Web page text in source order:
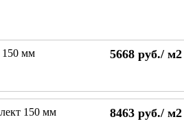
150 мм
5668 руб./ м2
150 мм
8463 руб./ м2